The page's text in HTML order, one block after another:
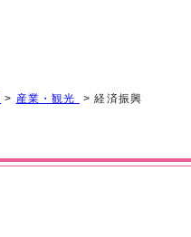
> 産業・観光 > 経済振興